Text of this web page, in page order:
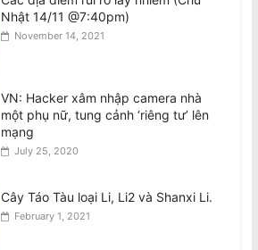
Teens involved in fatal attack on Van
Viet Truong freed on bail
VIDEO: ATSB điều tra 2 máy bay
Qantas suýt đâm nhau ở Sydney
August 8, 2026
Nhật 14/11 @7:40pm)
November 14, 2021
VN: Hacker xâm nhập camera nhà
một phụ nữ, tung cảnh ‘riêng tư’ lên
mạng
July 25, 2020
Cây Táo Tàu loại Li, Li2 và Shanxi Li.
February 1, 2021